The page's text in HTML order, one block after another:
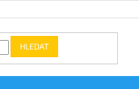
HLEDAT